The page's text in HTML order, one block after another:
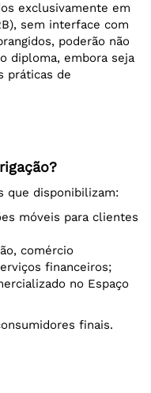
exclusivamente em
sem interface com
poderão não
diploma, embora seja
práticas de
que disponibilizam:
móveis para clientes
comércio
financeiros;
no Espaço
finais.